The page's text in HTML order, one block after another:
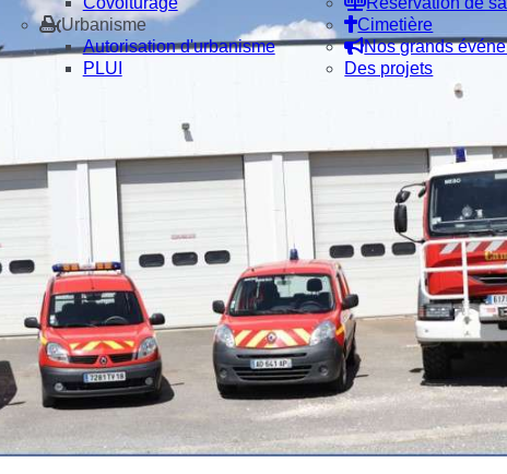
Urbanisme
Autorisation d'urbanisme
PLUI
Cimetière
Nos grands
Des projets